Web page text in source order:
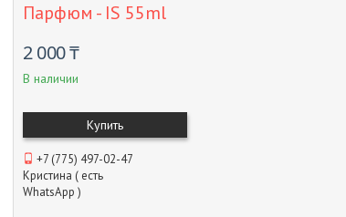
Парфюм - IS 55ml
2 000 ₸
В наличии
Купить
+7 (775) 497-02-47
Кристина ( есть
WhatsApp )